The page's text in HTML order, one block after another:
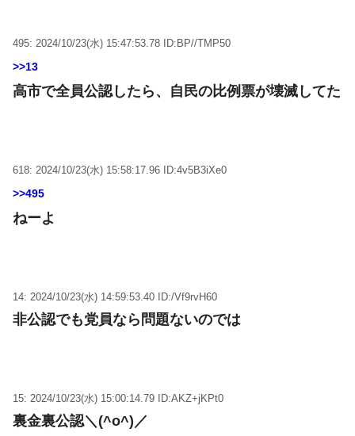
495: 2024/10/23(水) 15:47:53.78 ID:BP//TMP50
>>13
高市で全員公認したら、自民の比例票が壊滅してた
618: 2024/10/23(水) 15:58:17.96 ID:4v5B3iXe0
>>495
ねーよ
14: 2024/10/23(水) 14:59:53.40 ID:/Vf9rvH60
非公認でも党員なら問題ないのでは
15: 2024/10/23(水) 15:00:14.79 ID:AKZ+jKPt0
裏金裏公認＼(^o^)／